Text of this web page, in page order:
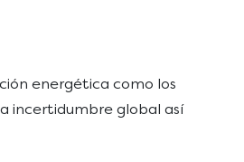
energética como los
incertidumbre global así